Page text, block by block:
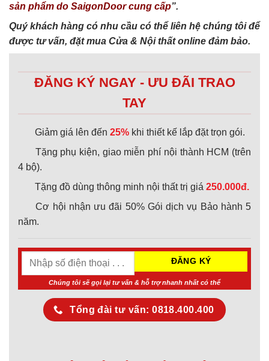
sản phẩm do SaigonDoor cung cấp”.
Quý khách hàng có nhu cầu có thể liên hệ chúng tôi để
được tư vấn, đặt mua Cửa & Nội thất online đảm bảo.
ĐĂNG KÝ NGAY - ƯU ĐÃI TRAO
TAY
Giảm giá lên đến 25% khi thiết kế lắp đặt trọn gói.
Tặng phụ kiện, giao miễn phí nội thành HCM (trên
4 bộ).
Tặng đồ dùng thông minh nội thất trị giá 250.000đ.
Cơ hội nhận ưu đãi 50% Gói dịch vụ Bảo hành 5
năm.
Chúng tôi sẽ gọi lại tư vấn & hỗ trợ nhanh nhất có thể
Tổng đài tư vấn: 0818.400.400